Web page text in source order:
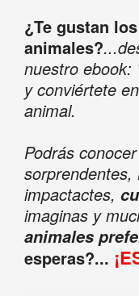
¿Te gustan los
animales?
nuestro ebook:
y conviértete
animal.
Podrás conocer
sorprendentes,
impactactes,
imaginas y
animales
esperas?...